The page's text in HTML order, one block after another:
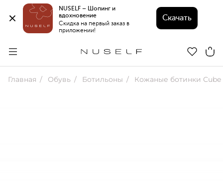
NUSELF – Шопинг и
вдохновение
Скидка на первый заказ в
приложении!
Скачать
Главная Обувь Ботильоны Кожаные ботинки